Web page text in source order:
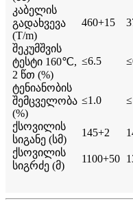
კაბელის
გადახვევა
(T/m)
460+15
შეკუმშვის
ტესტი 160℃,
2 წთ (%)
≤6.5
ტენიანობის
შემცველობა
(%)
≤1.0
ქსოვილის
სიგანე (სმ)
145+2
ქსოვილის
სიგრძე (მ)
1100+50